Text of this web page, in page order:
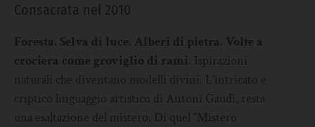
Consacrata nel 2010
Foresta. Selva di luce. Alberi di pietra. Volte a
crociera come groviglio di rami . Ispirazioni
naturali che diventano modelli divini. L’intricato e
criptico linguaggio artistico di Antoni Gaudì, resta
una esaltazione del mistero. Di quel “Mistero